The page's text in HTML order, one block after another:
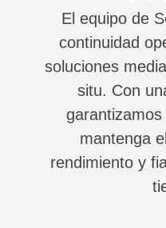
El equipo de
continuidad
soluciones
situ. Con
mantenga
rendimiento y